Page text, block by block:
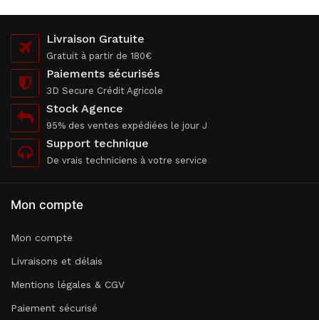
Livraison Gratuite
Gratuit à partir de 180€
Paiements sécurisés
3D Secure Crédit Agricole
Stock Agence
95% des ventes expédiées le jour J
Support technique
De vrais techniciens à votre service
Mon compte
Mon compte
Livraisons et délais
Mentions légales & CGV
Paiement sécurisé